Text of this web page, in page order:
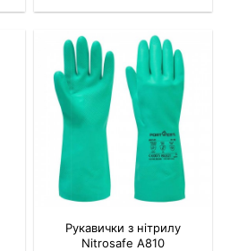
Рукавички з нітрилу
Nitrosafe A810